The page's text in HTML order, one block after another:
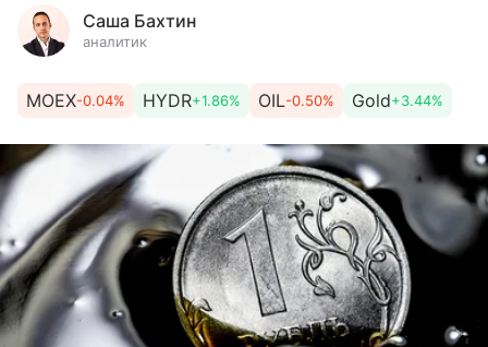
Саша Бахтин
аналитик
MOEX-0.04% HYDR+1.86% OIL-0.50% Gold+3.44%